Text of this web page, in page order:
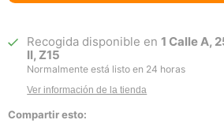
Recogida disponible en1 Calle A,
II, Z15
Normalmente está listo en 24 horas
Ver información de la tienda
Compartir esto: